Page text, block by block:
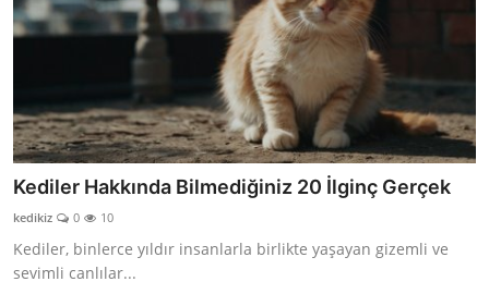
Kediler Hakkında Bilmediğiniz 20 İlginç Gerçek
kedikiz 0 10
Kediler, binlerce yıldır insanlarla birlikte yaşayan gizemli ve
sevimli canlılar...